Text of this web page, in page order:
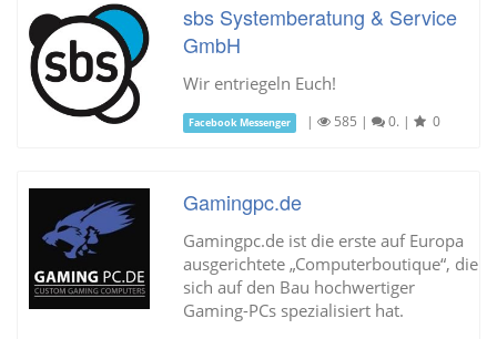
sbs Systemberatung & Service
GmbH
Wir entriegeln Euch!
Facebook Messenger | 585 | 0. | 0
Gamingpc.de
Gamingpc.de ist die erste auf Europa
ausgerichtete „Computerboutique“, die
sich auf den Bau hochwertiger
Gaming-PCs spezialisiert hat.